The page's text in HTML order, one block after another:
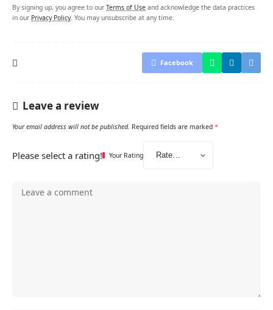
By signing up, you agree to our Terms of Use and acknowledge the data practices
in our Privacy Policy. You may unsubscribe at any time.
Facebook
Leave a review
Your email address will not be published. Required fields are marked *
Please select a rating! Your Rating